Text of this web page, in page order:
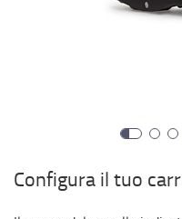
Configura il tuo